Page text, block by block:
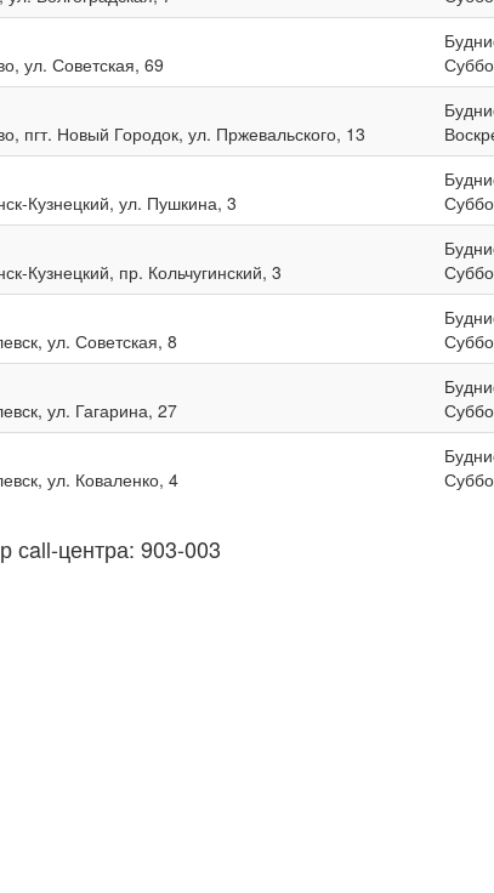
ул. Советская, 69
пгт. Новый Городок, ул. Пржевальского, 13
Кузнецкий, ул. Пушкина, 3
Кузнецкий, пр. Кольчугинский, 3
ул. Советская, 8
ул. Гагарина, 27
ул. Коваленко, 4
сall-центра: 903-003